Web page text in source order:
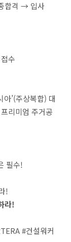
합격 → 입사
수
아’(주상복합) 대
리미엄 주거공
필수!
!
라!
#건설워커